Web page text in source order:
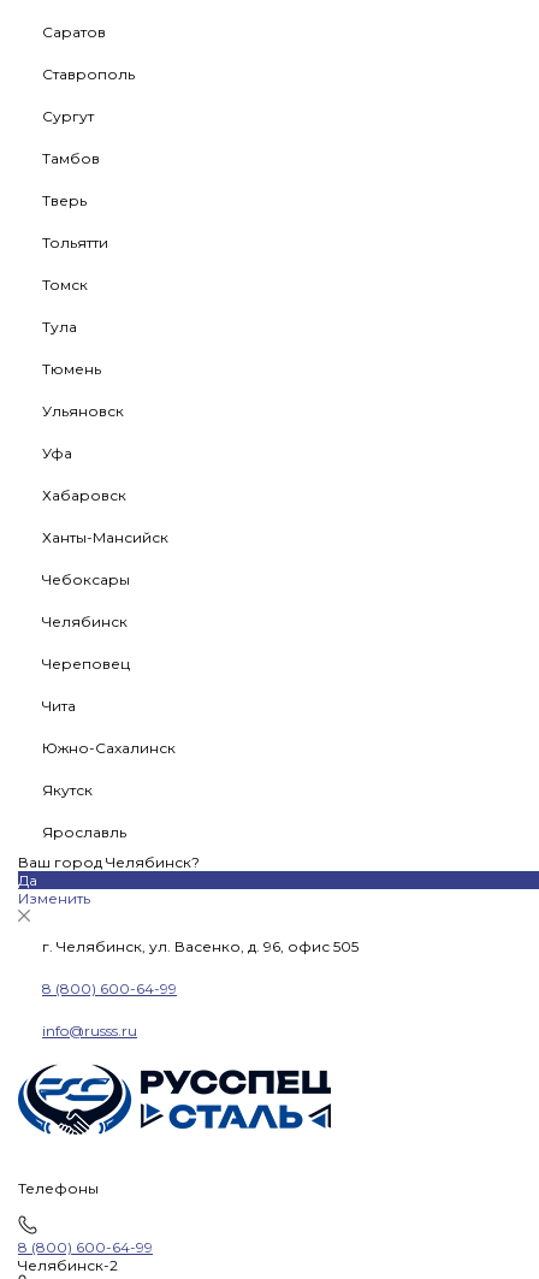
Саратов
Ставрополь
Сургут
Тамбов
Тверь
Тольятти
Томск
Тула
Тюмень
Ульяновск
Уфа
Хабаровск
Ханты-Мансийск
Чебоксары
Челябинск
Череповец
Чита
Южно-Сахалинск
Якутск
Ярославль
Ваш город Челябинск?
Да
Изменить
г. Челябинск, ул. Васенко, д. 96, офис 505
8 (800) 600-64-99
info@russs.ru
Телефоны
8 (800) 600-64-99
Челябинск-2